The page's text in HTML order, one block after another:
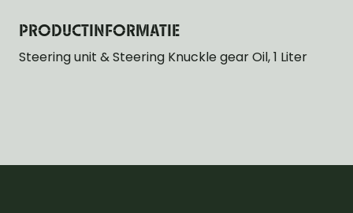
PRODUCTINFORMATIE
Steering unit & Steering Knuckle gear Oil, 1 Liter